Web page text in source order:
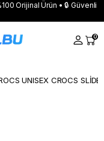
Orijinal Ürün • 🔒 Güvenli
0
UNISEX CROCS SLİDE